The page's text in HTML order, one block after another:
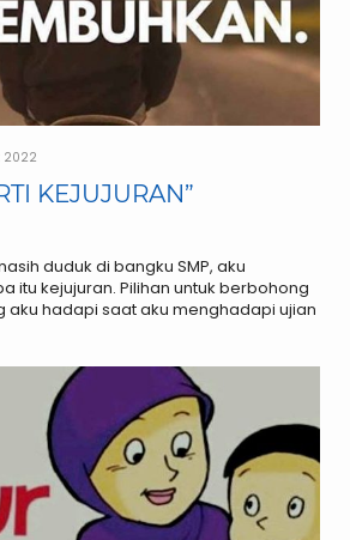
2022
KEJUJURAN”
duduk di bangku SMP, aku
itu kejujuran. Pilihan untuk berbohong
aku hadapi saat aku menghadapi ujian